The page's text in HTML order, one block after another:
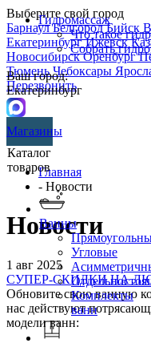
Выберите свой город
БарнаулБелгородБийск
ЕкатеринбургИжевск
НовосибирскОренбург
ТюменьЧебоксары
Перезвонить
Гидромассаж
Что такое
Собрать
Ваш город:
Екатеринбург
Магазины
Каталог
товаров
Ванны
Угловые
Комплекты
ванн
Главная
- Новости
Новости
1 авг 2025
СУПЕР-СКИДКИ НА
Обновите свою ванную
нас действуют
модели ванн: